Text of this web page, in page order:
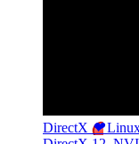
DirectX ❤